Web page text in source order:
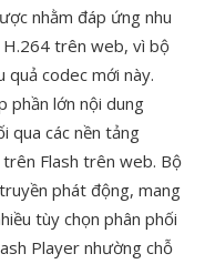
nhằm đáp ứng nhu
H.264 trên web, vì bộ
quả codec mới này.
phần lớn nội dung
qua các nền tảng
Flash trên web. Bộ
phát động, mang
tùy chọn phân phối
Player nhường chỗ